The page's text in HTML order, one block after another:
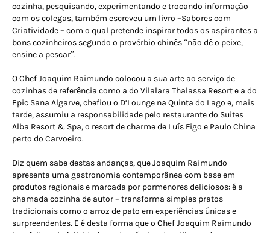
cozinha, pesquisando, experimentando e trocando informação
com os colegas, também escreveu um livro –Sabores com
Criatividade – com o qual pretende inspirar todos os aspirantes a
bons cozinheiros segundo o provérbio chinês “não dê o peixe,
ensine a pescar”.
O Chef Joaquim Raimundo colocou a sua arte ao serviço de
cozinhas de referência como a do Vilalara Thalassa Resort e a do
Epic Sana Algarve, chefiou o D’Lounge na Quinta do Lago e, mais
tarde, assumiu a responsabilidade pelo restaurante do Suites
Alba Resort & Spa, o resort de charme de Luís Figo e Paulo China
perto do Carvoeiro.
Diz quem sabe destas andanças, que Joaquim Raimundo
apresenta uma gastronomia contemporânea com base em
produtos regionais e marcada por pormenores deliciosos: é a
chamada cozinha de autor – transforma simples pratos
tradicionais como o arroz de pato em experiências únicas e
surpreendentes. E é desta forma que o Chef Joaquim Raimundo